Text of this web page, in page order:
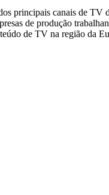
principais canais de
de produção
de conteúdo de TV